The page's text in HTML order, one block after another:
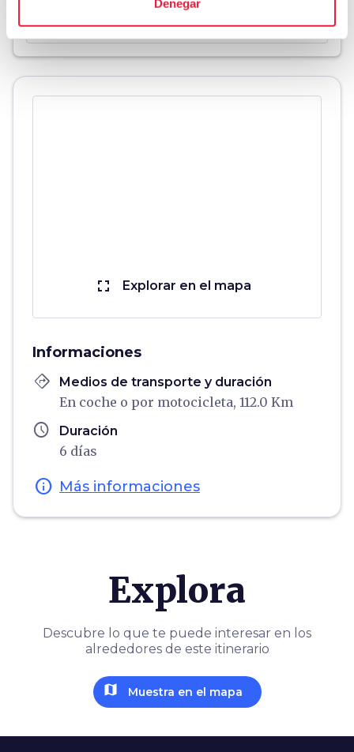
Denegar
Muestra en el mapa
fullscreen Explorar en el mapa
Informaciones
directions Medios de transporte y duración
En coche o por motocicleta, 112.0 Km
schedule Duración
6 días
info Más informaciones
Explora
Descubre lo que te puede interesar en los
alrededores de este itinerario
map Muestra en el mapa